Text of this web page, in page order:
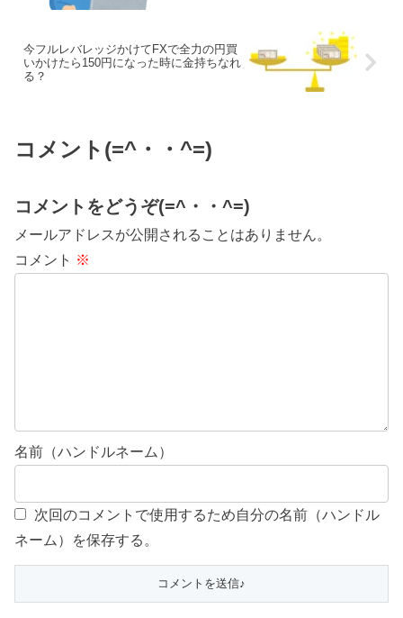
今フルレバレッジかけてFXで全力の円買
いかけたら150円になった時に金持ちなれ
る？
コメント(=^・・^=)
コメントをどうぞ(=^・・^=)
メールアドレスが公開されることはありません。
コメント ※
名前（ハンドルネーム）
次回のコメントで使用するため自分の名前（ハンドル
ネーム）を保存する。